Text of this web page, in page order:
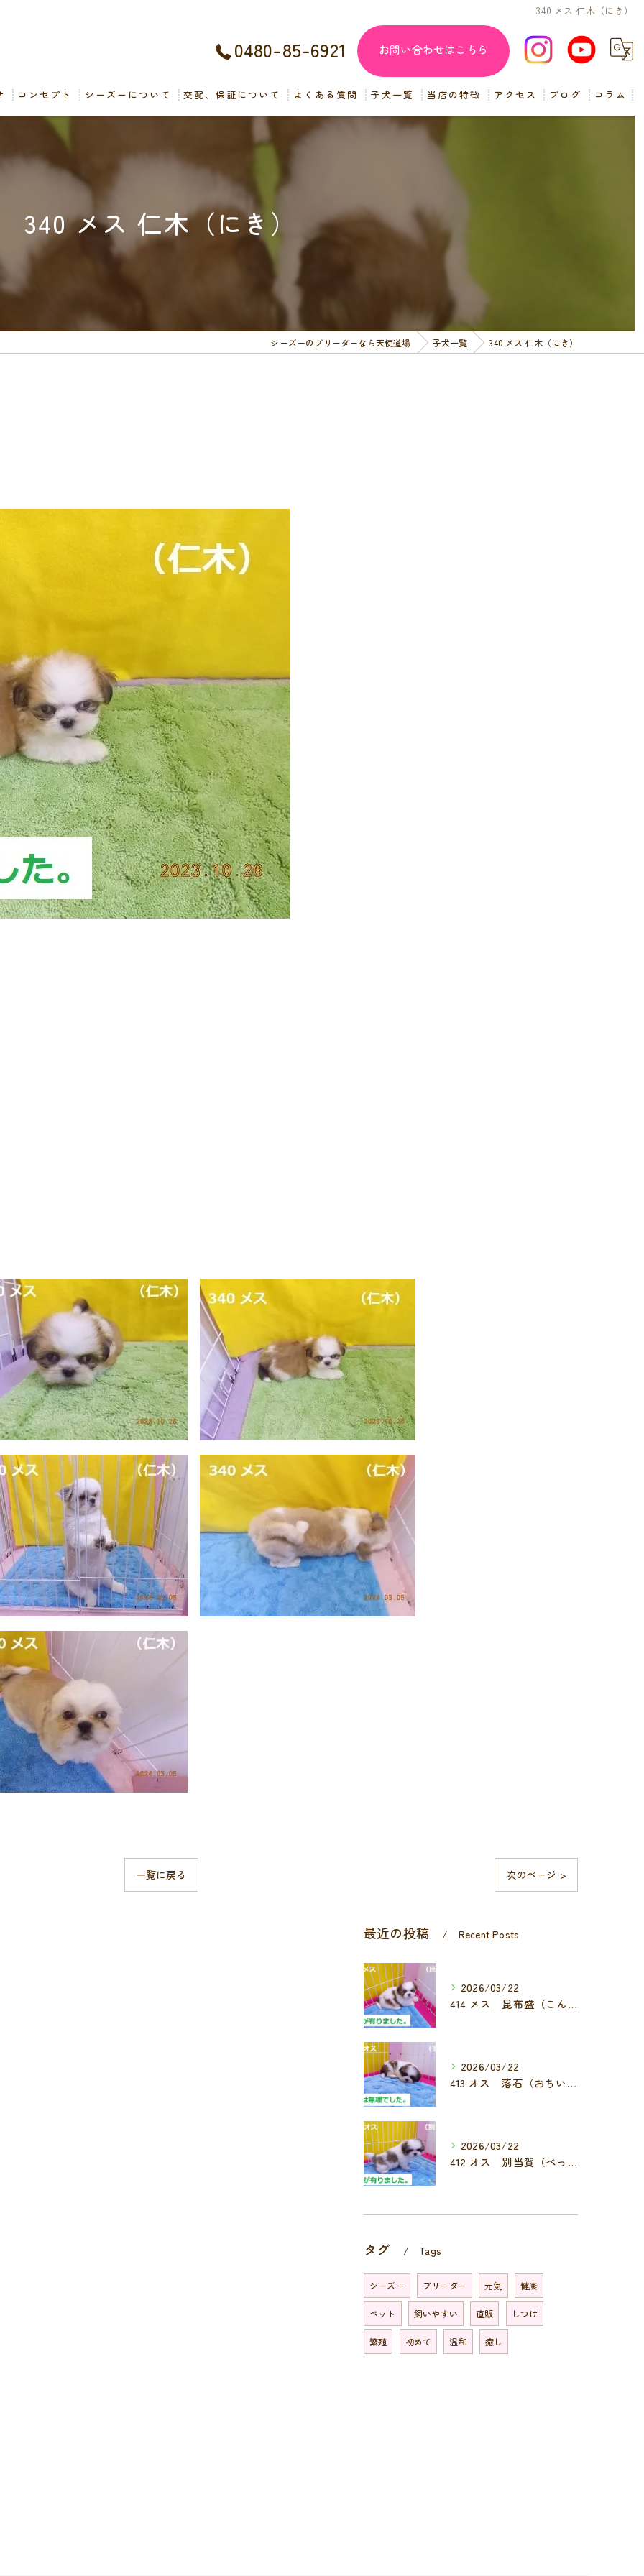
340 メス 仁木（にき）
0480-85-6921 お問い合わせはこちら
コンセプト シーズーについて 交配、保証について よくある質問 子犬一覧 当店の特徴
子犬販売
見学
アクセス ブログ コラム
340 メス 仁木（にき）
シーズーのブリーダーなら天使道場 子犬一覧 340 メス 仁木（にき）
一覧に戻る 次のページ >
最近の投稿 Recent Posts
2026/03/22
414 メス 昆布盛（こんぶもり）
2026/03/22
413 オス 落石（おちいし）
2026/03/22
412 オス 別当賀（べっとが）
タグ Tags
シーズー ブリーダー 元気 健康
ペット 飼いやすい 直販 しつけ
繁殖 初めて 温和 癒し